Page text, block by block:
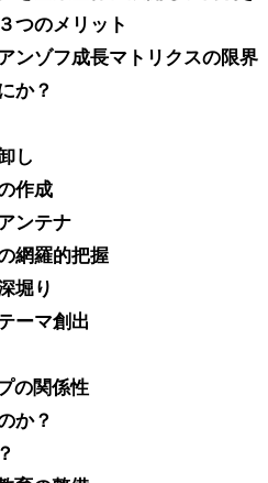
つのメリット
ンゾフ成長マトリクスの限界
か？
し
作成
ンテナ
網羅的把握
堀り
ーマ創出
の関係性
か？